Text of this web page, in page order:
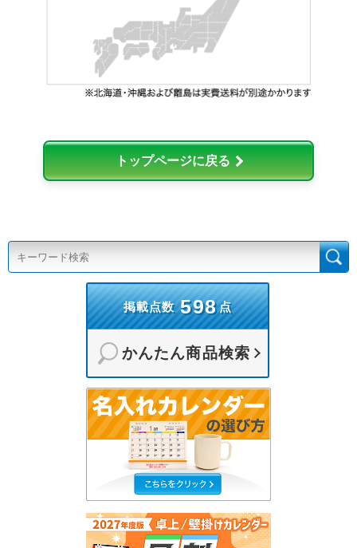
トップページに戻る
掲載点数 598点
かんたん商品検索